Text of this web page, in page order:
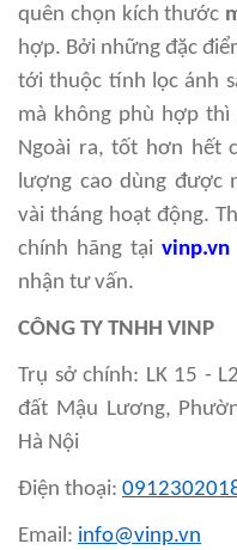
quên chọn kích thước
hợp. Bởi những đặc
tới thuộc tính lọc ánh
mà không phù hợp thì
Ngoài ra, tốt hơn hết
lượng cao dùng được
vài tháng hoạt động.
chính hãng tại vinp.vn
nhận tư vấn.
CÔNG TY TNHH VINP
Trụ sở chính: LK 15 -
đất Mậu Lương,
Hà Nội
Điện thoại:
Email: info@vinp.vn